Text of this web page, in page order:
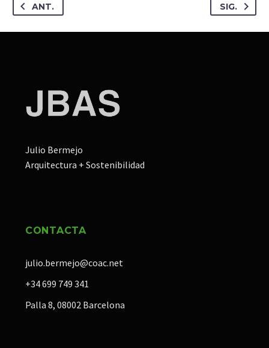
ANT. SIG.
Julio Bermejo
Arquitectura + Sostenibilidad
CONTACTA
julio.bermejo@coac.net
+34 699 749 341
Palla 8, 08002 Barcelona